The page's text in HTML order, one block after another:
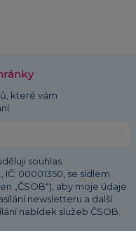
které vám
souhlas
00001350, se sídlem
„ČSOB“), aby moje údaje
newsletteru a další
nabídek služeb ČSOB.